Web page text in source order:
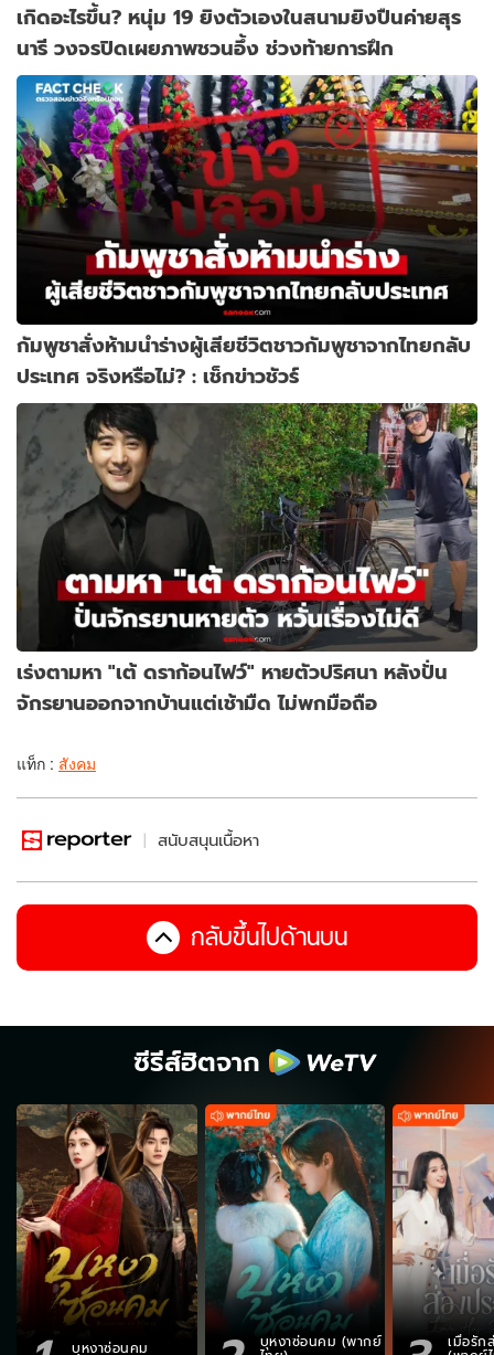
เกิดอะไรขึ้น? หนุ่ม 19 ยิงตัวเองในสนามยิงปืนค่ายสุร
นารี วงจรปิดเผยภาพชวนอึ้ง ช่วงท้ายการฝึก
กัมพูชาสั่งห้ามนำร่างผู้เสียชีวิตชาวกัมพูชาจากไทยกลับ
ประเทศ จริงหรือไม่? : เช็กข่าวชัวร์
เร่งตามหา "เต้ ดราก้อนไฟว์" หายตัวปริศนา หลังปั่น
จักรยานออกจากบ้านแต่เช้ามืด ไม่พกมือถือ
แท็ก : สังคม
สนับสนุนเนื้อหา
กลับขึ้นไปด้านบน
ซีรีส์ฮิตจาก
บุหงาซ่อนคม บุหงาซ่อนคม (พากย์ เมื่อรัก